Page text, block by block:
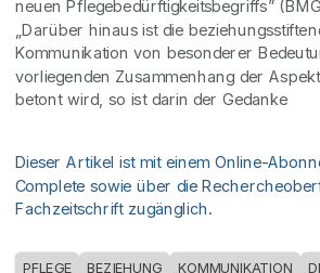
neuen Pflegebedürftigkeitsbegriffs”
„Darüber hinaus ist die
Kommunikation von besonderer
vorliegenden Zusammenhang der
betont wird, so ist darin der Gedanke
Dieser Artikel ist mit einem Online-
Complete sowie über die
Fachzeitschrift zugänglich.
PFLEGE BEZIEHUNG KOMMUNIKATION